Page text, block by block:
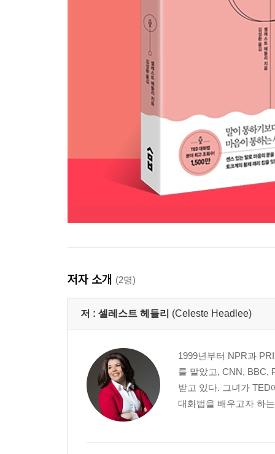
저자 소개 (2명)
저 : 셀레스트 헤들리 (Celeste Headlee)
1999년부터 NPR과
를 맡았고, CNN, BBC,
받고 있다. 그녀가 TED
대화법을 배우고자 하